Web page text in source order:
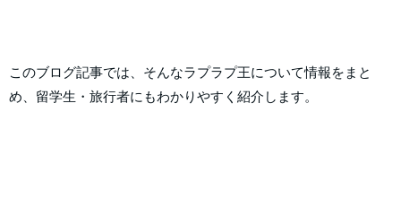
このブログ記事では、そんなラプラプ王について情報をまと
め、留学生・旅行者にもわかりやすく紹介します。